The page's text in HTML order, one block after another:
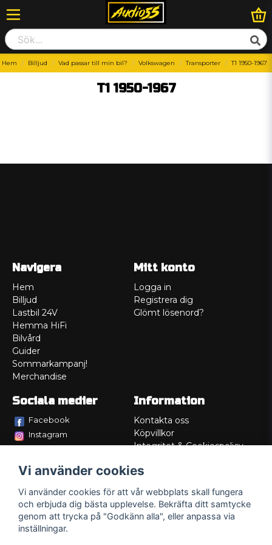
Hem Billjud Vad passar till min bil? Volkswagen Transporter T1 1950-1967
T1 1950-1967
Navigera
Hem
Billjud
Lastbil 24V
Hemma HiFi
Bilvård
Guider
Sommarkampanj!
Merchandise
Mitt konto
Logga in
Registrera dig
Glömt lösenord?
Sociala medier
Facebook
Instagram
Information
Kontakta oss
Köpvillkor
Integritet & Cookiespolicy
Service/Garanti
Lådritning
Om oss
Vi använder cookies
Vi använder cookies för att vår webbplats skall fungera
och erbjuda dig bästa upplevelse. Bekräfta ditt samtycke
genom att trycka på "Godkänn alla", eller anpassa via
inställningar.